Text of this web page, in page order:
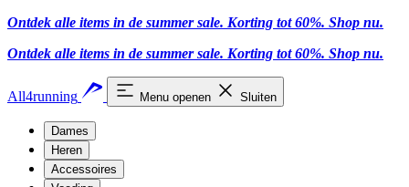
Ontdek alle items in de summer sale. Korting tot 60%. Shop nu.
Ontdek alle items in de summer sale. Korting tot 60%. Shop nu.
All4running Menu openen Sluiten
Dames
Heren
Accessoires